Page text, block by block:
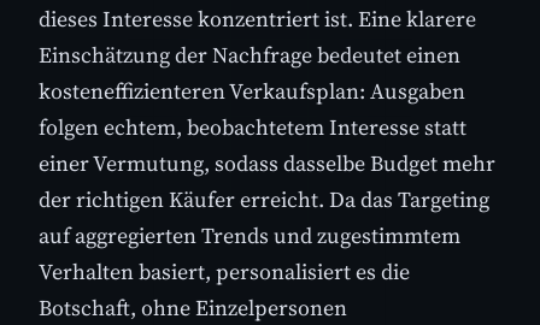
dieses Interesse konzentriert ist. Eine klarere
Einschätzung der Nachfrage bedeutet einen
kosteneffizienteren Verkaufsplan: Ausgaben
folgen echtem, beobachtetem Interesse statt
einer Vermutung, sodass dasselbe Budget mehr
der richtigen Käufer erreicht. Da das Targeting
auf aggregierten Trends und zugestimmtem
Verhalten basiert, personalisiert es die
Botschaft, ohne Einzelpersonen